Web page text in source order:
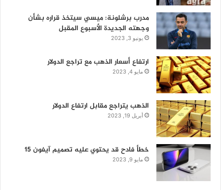
مدرب برشلونة: ميسي سيتخذ قراره بشأن
وجهته الجديدة الأسبوع المقبل
يونيو 3, 2023
ارتفاع أسعار الذهب مع تراجع الدولار
مايو 4, 2023
الذهب يتراجع مقابل ارتفاع الدولار
أبريل 19, 2023
خطأ فادح قد يحتوي عليه تصميم آيفون 15
مايو 9, 2023